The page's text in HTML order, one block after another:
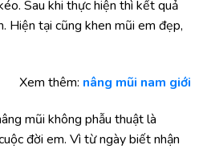
Sau khi thực hiện thì kết quả
Hiện tại cũng khen mũi em đẹp,
Xem thêm: nâng mũi nam giới
mũi không phẫu thuật là
đời em. Vì từ ngày biết nhận